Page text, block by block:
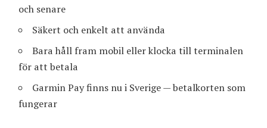
och senare
Säkert och enkelt att använda
Bara håll fram mobil eller klocka till terminalen
för att betala
Garmin Pay finns nu i Sverige — betalkorten som
fungerar